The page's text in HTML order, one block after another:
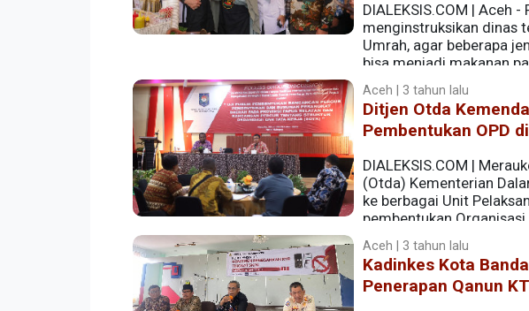
DIALEKSIS.COM | Aceh
menginstruksikan dinas
Umrah, agar beberapa
bisa menjadi makanan
Aceh | 3 tahun lalu
Ditjen Otda
Pembentukan OPD
DIALEKSIS.COM |
(Otda) Kementerian
ke berbagai Unit
pembentukan
Selatan. Dua agenda besar tersebut dilaksanakan secara
Aceh | 3 tahun lalu
Kadinkes Kota
Penerapan Qanun